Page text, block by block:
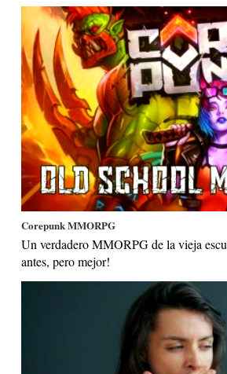
Corepunk MMORPG
Un verdadero MMORPG de la vieja
antes, pero mejor!